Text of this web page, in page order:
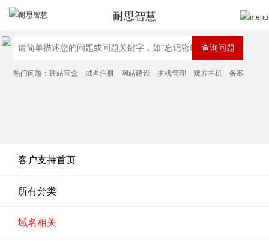
耐思智慧
热门问题：建站宝盒 域名注册 网站建设 主机管理 魔方主机 备案
客户支持首页
所有分类
域名相关